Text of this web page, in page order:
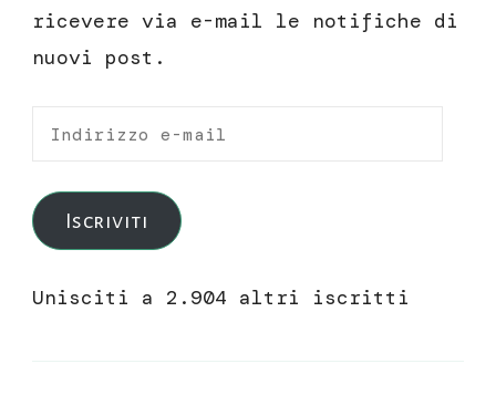
ricevere via e-mail le notifiche di
nuovi post.
Indirizzo
mail
Iscriviti
Unisciti a 2.904 altri iscritti